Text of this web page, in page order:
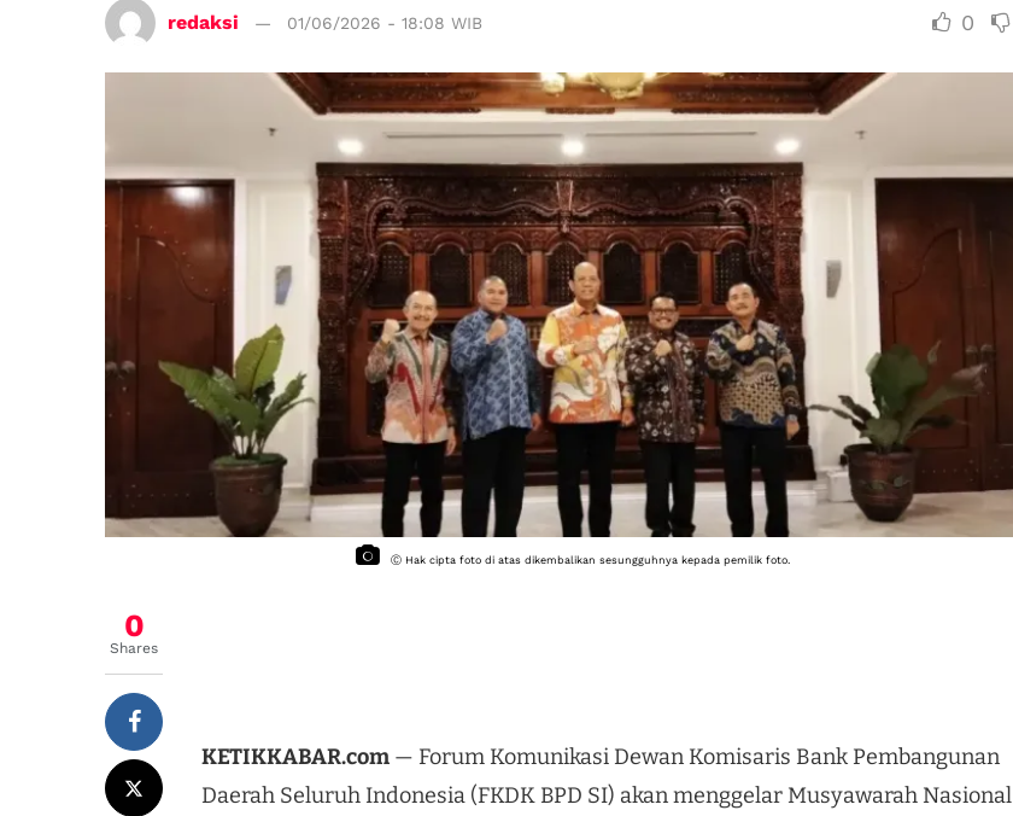
redaksi 01/06/2026 - 18:08 WIB 0
Ⓒ Hak cipta foto di atas dikembalikan sesungguhnya kepada pemilik foto.
0
Shares
KETIKKABAR.com — Forum Komunikasi Dewan Komisaris Bank Pembangunan
Daerah Seluruh Indonesia (FKDK BPD SI) akan menggelar Musyawarah Nasional